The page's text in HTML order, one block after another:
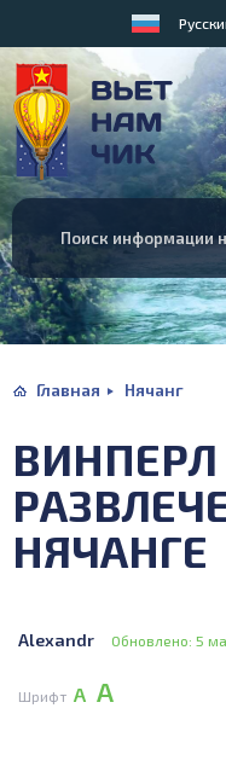
Главная Нячанг
ВИНПЕРЛ
НЯЧАНГЕ
Alexandr Обновлено: 5
Шрифт А А